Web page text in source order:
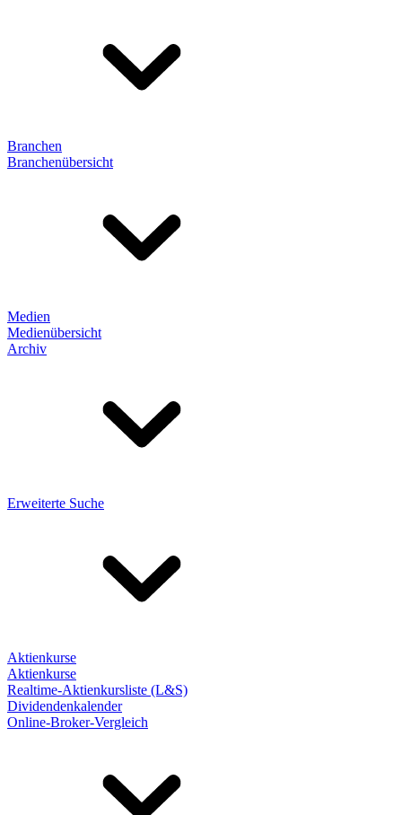
Branchen
Branchenübersicht
Medien
Medienübersicht
Archiv
Erweiterte Suche
Aktienkurse
Aktienkurse
Realtime-Aktienkursliste (L&S)
Dividendenkalender
Online-Broker-Vergleich